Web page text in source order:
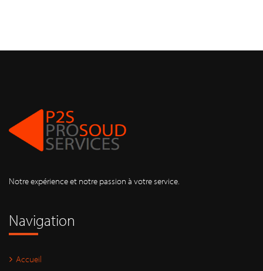
Notre expérience et notre passion à votre service.
Navigation
Accueil